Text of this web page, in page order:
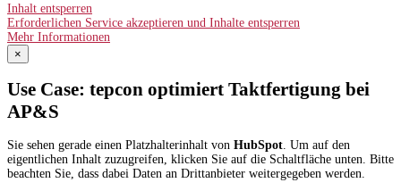
Inhalt entsperren
Erforderlichen Service akzeptieren und Inhalte entsperren
Mehr Informationen
×
Use Case: tepcon optimiert Taktfertigung bei
AP&S​
Sie sehen gerade einen Platzhalterinhalt von HubSpot. Um auf den
eigentlichen Inhalt zuzugreifen, klicken Sie auf die Schaltfläche unten. Bitte
beachten Sie, dass dabei Daten an Drittanbieter weitergegeben werden.